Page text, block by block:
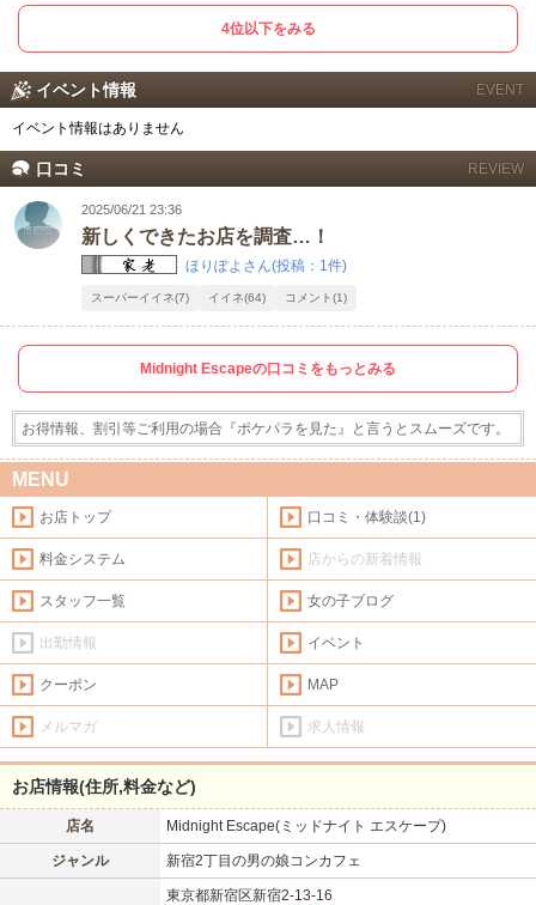
4位以下をみる
イベント情報 EVENT
イベント情報はありません
口コミ REVIEW
2025/06/21 23:36
新しくできたお店を調査…！
ほりぽよさん(投稿：1件)
スーパーイイネ(7) イイネ(64) コメント(1)
Midnight Escapeの口コミをもっとみる
お得情報、割引等ご利用の場合『ポケパラを見た』と言うとスムーズです。
MENU
お店トップ 口コミ・体験談(1)
料金システム 店からの新着情報
スタッフ一覧 女の子ブログ
出勤情報 イベント
クーポン MAP
メルマガ 求人情報
お店情報(住所,料金など)
店名 Midnight Escape(ミッドナイト エスケープ)
ジャンル 新宿2丁目の男の娘コンカフェ
東京都新宿区新宿2-13-16
このお店をシェアする
LINE X (旧Twitter)
会員ログイン
店舗ログイン
新規会員登録
北海道 東北
甲信越 北陸
関東
関西
中四国 九州
全国TOP